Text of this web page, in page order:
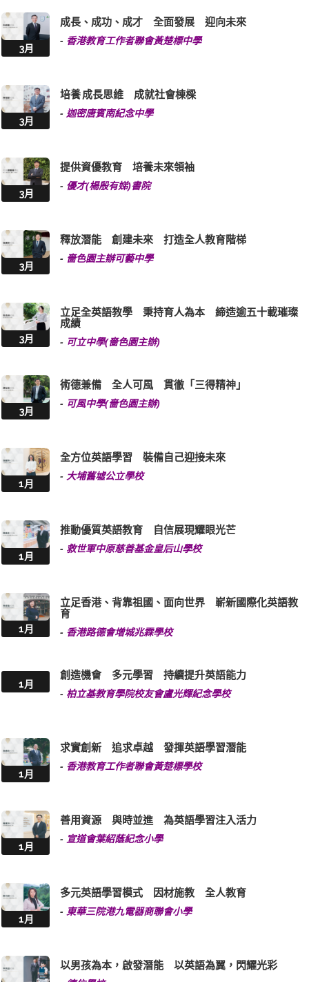
3月
成長、成功、成才 全面發展 迎向未來
- 香港教育工作者聯會黃楚標中學
3月
培養 成長思維 成就社會棟樑
- 迦密唐賓南紀念中學
3月
提供資優教育 培養未來領袖
- 優才(楊殷有娣)書院
3月
釋放潛能 創建未來 打造全人教育階梯
- 嗇色園主辦可藝中學
3月
立足全英語教學 秉持育人為本 締造逾五十載璀璨
成績
- 可立中學(嗇色園主辦)
3月
術德兼備 全人可風 貫徹「三得精神」
- 可風中學(嗇色園主辦)
1月
全方位英語學習 裝備自己迎接未來
- 大埔舊墟公立學校
1月
推動優質英語教育 自信展現耀眼光芒
- 救世軍中原慈善基金皇后山學校
1月
立足香港、背靠祖國、面向世界 嶄新國際化英語教
育
- 香港路德會增城兆霖學校
1月
創造機會 多元學習 持續提升英語能力
- 柏立基教育學院校友會盧光輝紀念學校
1月
求實創新 追求卓越 發揮英語學習潛能
- 香港教育工作者聯會黃楚標學校
1月
善用資源 與時並進 為英語學習注入活力
- 宣道會葉紹蔭紀念小學
1月
多元英語學習模式 因材施教 全人教育
- 東華三院港九電器商聯會小學
以男孩為本，啟發潛能 以英語為翼，閃耀光彩